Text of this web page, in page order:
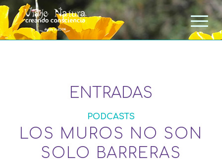
ENTRADAS
PODCASTS
LOS MUROS NO SON
SOLO BARRERAS